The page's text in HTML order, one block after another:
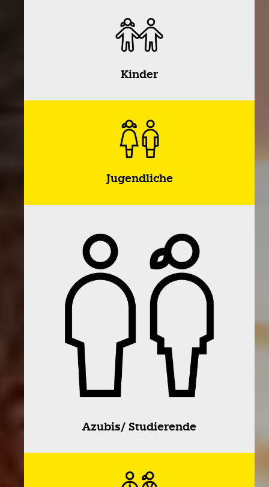
Kinder
Jugendliche
Azubis/ Studierende